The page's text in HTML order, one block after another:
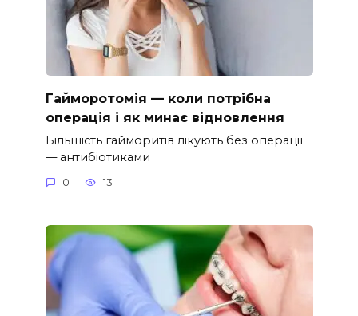
Гайморотомія — коли потрібна
операція і як минає відновлення
Більшість гайморитів лікують без операції
— антибіотиками
0 13